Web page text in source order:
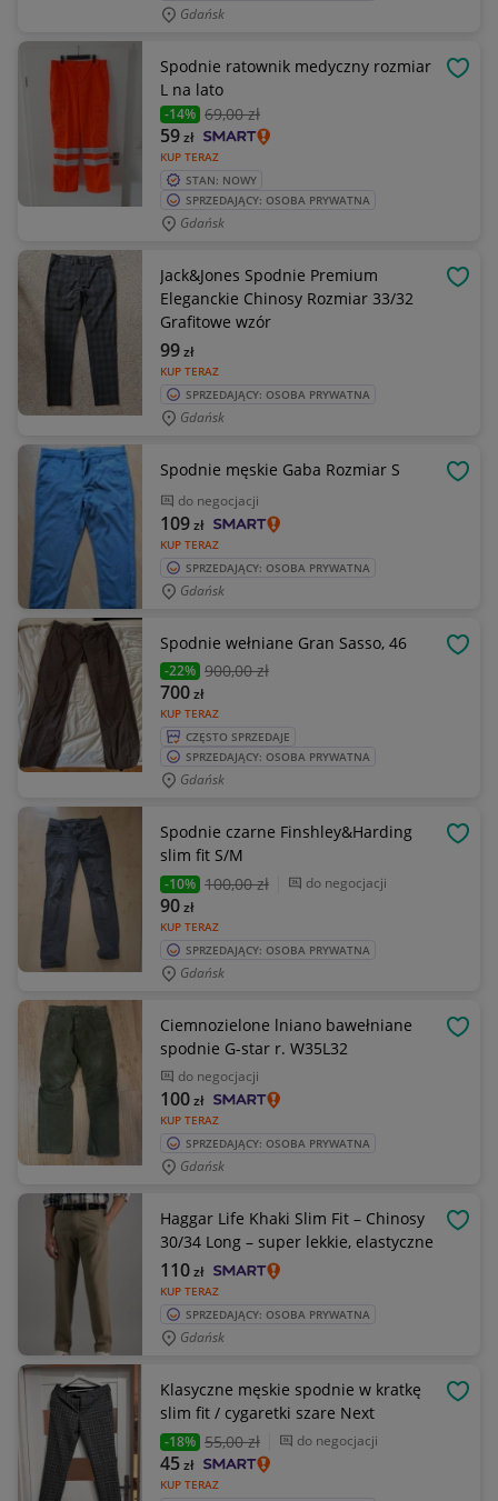
Gdańsk
Spodnie ratownik medyczny rozmiar
L na lato
-14% 69,00 zł
KUP TERAZ
59zł
STAN: NOWY
SPRZEDAJĄCY: OSOBA PRYWATNA
Gdańsk
Jack&Jones Spodnie Premium
Eleganckie Chinosy Rozmiar 33/32
Grafitowe wzór
KUP TERAZ
99zł
SPRZEDAJĄCY: OSOBA PRYWATNA
Gdańsk
Spodnie męskie Gaba Rozmiar S
do negocjacji
KUP TERAZ
109zł
SPRZEDAJĄCY: OSOBA PRYWATNA
Gdańsk
Spodnie wełniane Gran Sasso, 46
-22% 900,00 zł
KUP TERAZ
700zł
CZĘSTO SPRZEDAJE
SPRZEDAJĄCY: OSOBA PRYWATNA
Gdańsk
Spodnie czarne Finshley&Harding
slim fit S/M
-10% 100,00 zł do negocjacji
KUP TERAZ
90zł
SPRZEDAJĄCY: OSOBA PRYWATNA
Gdańsk
Ciemnozielone lniano bawełniane
spodnie G-star r. W35L32
do negocjacji
KUP TERAZ
100zł
SPRZEDAJĄCY: OSOBA PRYWATNA
Gdańsk
Haggar Life Khaki Slim Fit – Chinosy
30/34 Long – super lekkie, elastyczne
KUP TERAZ
110zł
SPRZEDAJĄCY: OSOBA PRYWATNA
Gdańsk
Klasyczne męskie spodnie w kratkę
slim fit / cygaretki szare Next
-18% 55,00 zł do negocjacji
KUP TERAZ
45zł